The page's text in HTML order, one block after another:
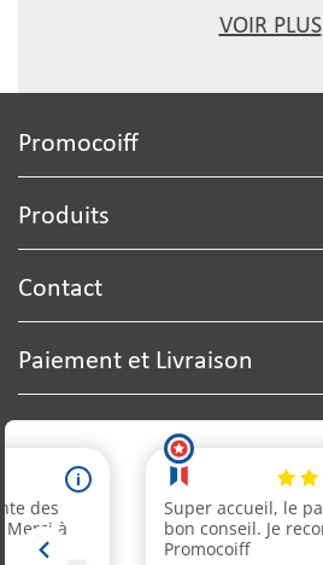
VOIR PLUS
Promocoiff
Produits
Contact
Paiement et Livraison